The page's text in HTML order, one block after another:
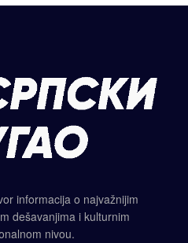
informacija o najvažnijim
dešavanjima i kulturnim
nivou.